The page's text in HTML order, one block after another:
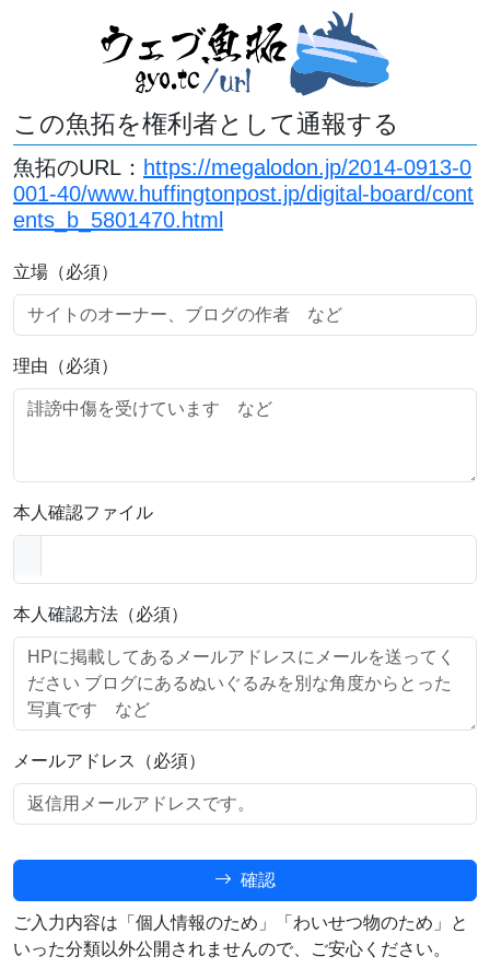
この魚拓を権利者として通報する
魚拓のURL： https://megalodon.jp/2014-0913-0
001-40/www.huffingtonpost.jp/digital-board/cont
ents_b_5801470.html
立場（必須）
理由（必須）
本人確認ファイル
本人確認方法（必須）
メールアドレス（必須）
確認
ご入力内容は「個人情報のため」「わいせつ物のため」と
いった分類以外公開されませんので、ご安心ください。